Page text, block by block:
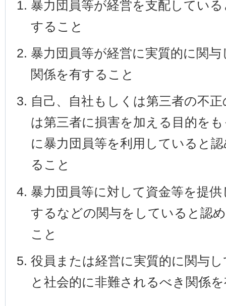
暴力団員等が経営を支配してい
すること
暴力団員等が経営に実質的に関
関係を有すること
自己、自社もしくは第三者の不
は第三者に損害を加える目的を
に暴力団員等を利用していると
ること
暴力団員等に対して資金等を提
するなどの関与をしていると認
こと
役員または経営に実質的に関与
と社会的に非難されるべき関係